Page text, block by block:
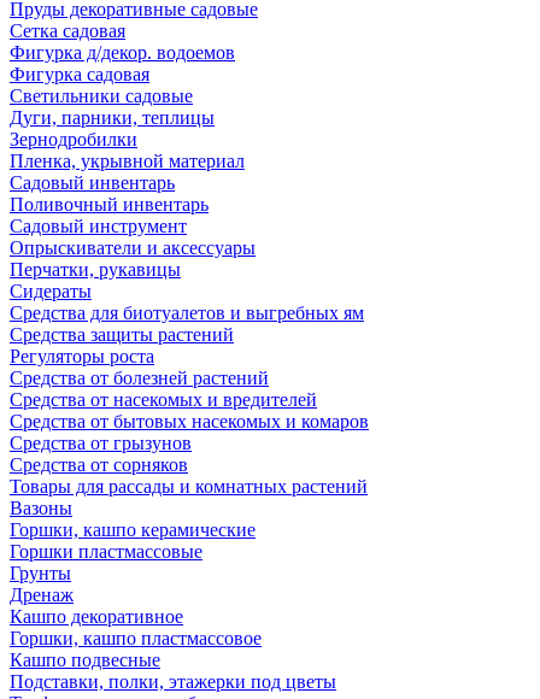
Пруды декоративные садовые
Сетка садовая
Фигурка д/декор. водоемов
Фигурка садовая
Светильники садовые
Дуги, парники, теплицы
Зернодробилки
Пленка, укрывной материал
Садовый инвентарь
Поливочный инвентарь
Садовый инструмент
Опрыскиватели и аксессуары
Перчатки, рукавицы
Сидераты
Средства для биотуалетов и выгребных ям
Средства защиты растений
Регуляторы роста
Средства от болезней растений
Средства от насекомых и вредителей
Средства от бытовых насекомых и комаров
Средства от грызунов
Средства от сорняков
Товары для рассады и комнатных растений
Вазоны
Горшки, кашпо керамические
Горшки пластмассовые
Грунты
Дренаж
Кашпо декоративное
Горшки, кашпо пластмассовое
Кашпо подвесные
Подставки, полки, этажерки под цветы